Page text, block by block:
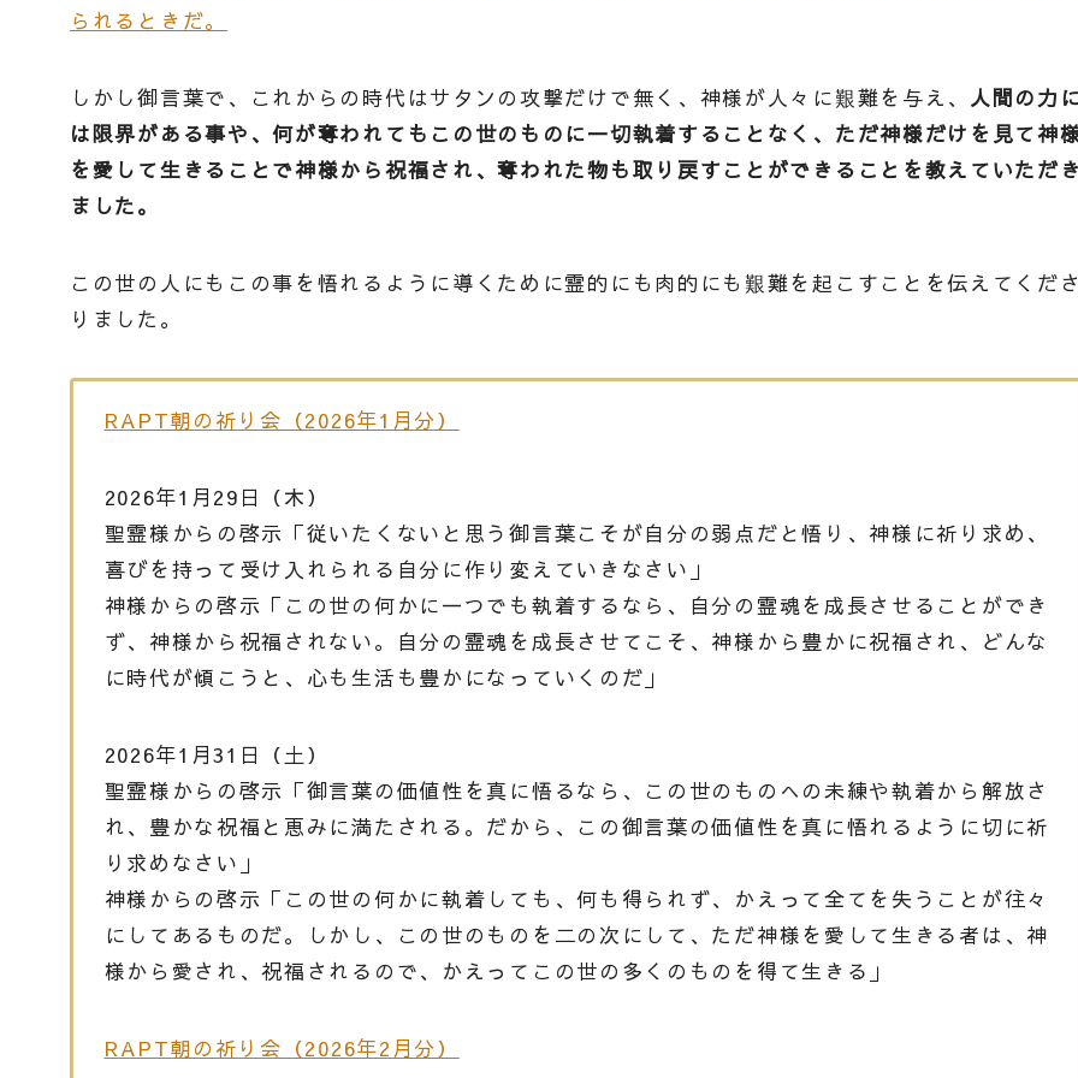
られるときだ。
しかし御言葉で、これからの時代はサタンの攻撃だけで無く、神様が人々に艱難を与え、 人間の力
は限界がある事や、何が奪われてもこの世のものに一切執着することなく、ただ神様だけを見て神
を愛して生きることで神様から祝福され、奪われた物も取り戻すことができることを教えていただき
ました。
この世の人にもこの事を悟れるように導くために霊的にも肉的にも艱難を起こすことを伝えてくださ
りました。
RAPT朝の祈り会（2026年1月分）
2026年1月29日（木）
聖霊様からの啓示「従いたくないと思う御言葉こそが自分の弱点だと悟り、神様に祈り求め、
喜びを持って受け入れられる自分に作り変えていきなさい」
神様からの啓示「この世の何かに一つでも執着するなら、自分の霊魂を成長させることができ
ず、神様から祝福されない。自分の霊魂を成長させてこそ、神様から豊かに祝福され、どんな
に時代が傾こうと、心も生活も豊かになっていくのだ」
2026年1月31日（土）
聖霊様からの啓示「御言葉の価値性を真に悟るなら、この世のものへの未練や執着から解放さ
れ、豊かな祝福と恵みに満たされる。だから、この御言葉の価値性を真に悟れるように切に祈
り求めなさい」
神様からの啓示「この世の何かに執着しても、何も得られず、かえって全てを失うことが往々
にしてあるものだ。しかし、この世のものを二の次にして、ただ神様を愛して生きる者は、神
様から愛され、祝福されるので、かえってこの世の多くのものを得て生きる」
RAPT朝の祈り会（2026年2月分）